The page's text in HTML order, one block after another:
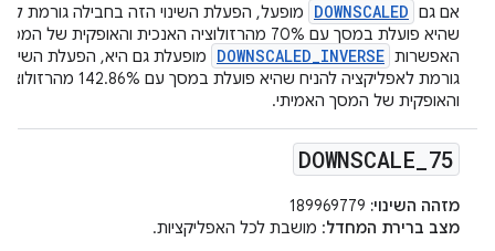
אם גם DOWNSCALED
מופעל, הפעלת השינוי הזה בחבילה גורמת
שהיא פועלת במסך עם 70% מהרזולוציה האנכית והאופקית
האפשרות DOWNSCALED_INVERSE
מופעלת גם היא, הפעלת
גורמת לאפליקציה להניח שהיא פועלת
והאופקית של המסך האמיתי.
DOWNSCALE 75
מזהה השינוי:
מצב ברירת המחדל: מושבת לכל האפליקציות.